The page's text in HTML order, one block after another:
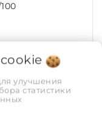
Сталь
cookie
улучшения
статистики